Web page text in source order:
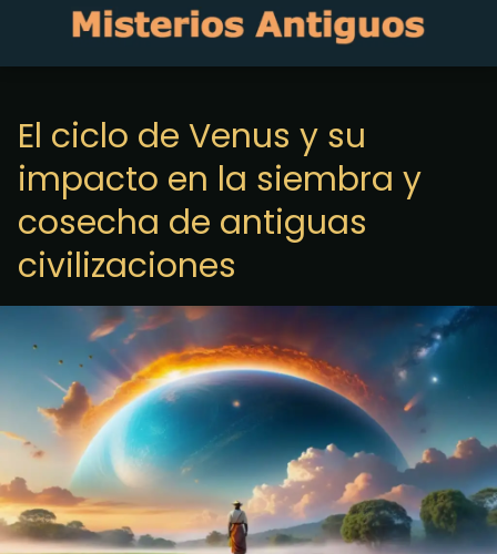
El ciclo de Venus y su
impacto en la siembra y
cosecha de antiguas
civilizaciones